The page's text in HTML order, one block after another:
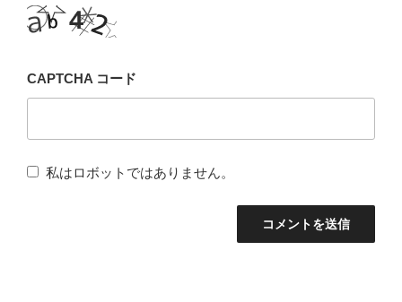
CAPTCHA コード
私はロボットではありません。